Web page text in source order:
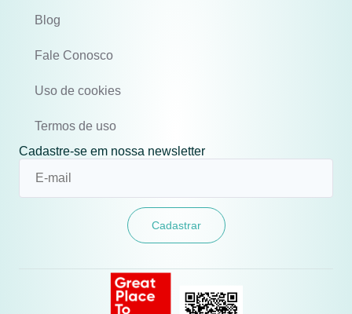
Blog
Fale Conosco
Uso de cookies
Termos de uso
Cadastre-se em nossa newsletter
Cadastrar